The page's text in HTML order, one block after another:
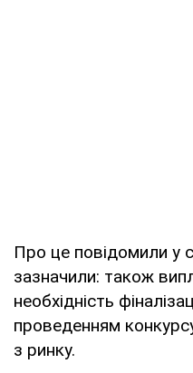
Про це повідомили у
зазначили: також
необхідність
проведенням
з ринку.